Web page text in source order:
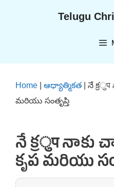
Telugu
Home ఆధ్యాత్మికత
నే క్రुप
మరియు సంతృప్తి
నే క్రुप నాకు
కృప మరియు